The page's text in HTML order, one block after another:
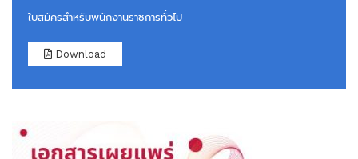
ใบสมัครสำหรับพนักงานราชการทั่วไป
Download